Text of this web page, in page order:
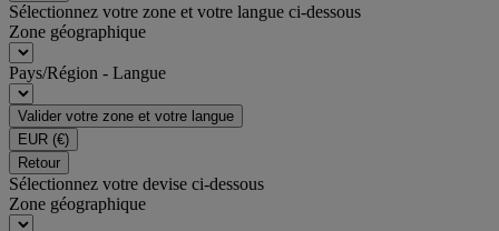
Sélectionnez votre zone et votre langue ci-dessous
Zone géographique
Pays/Région - Langue
Valider votre zone et votre langue
EUR (€)
Retour
Sélectionnez votre devise ci-dessous
Zone géographique